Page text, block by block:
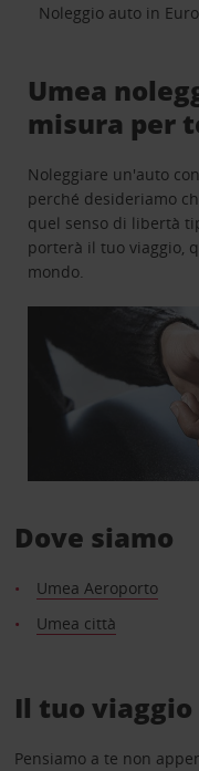
Noleggio auto in
Umea
misura per
Noleggiare un'auto
perché desideriamo
quel senso di libertà
porterà il tuo viaggio,
mondo.
Dove siamo
Umea Aeroporto
Umea città
Il tuo
Pensiamo a te non